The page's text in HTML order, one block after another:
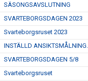
SÄSONGSAVSLUTNING
SVARTEBORGSDAGEN 2023
Svarteborgsruset 2023
INSTÄLLD ANSIKTSMÅLNING...
SVARTEBORGSDAGEN 5/8
Svarteborgsruset